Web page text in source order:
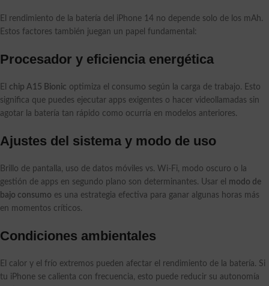
El rendimiento de la batería del iPhone 14 no depende solo de los mAh.
Estos factores también juegan un papel fundamental:
Procesador y eficiencia energética
El chip A15 Bionic optimiza el consumo según la carga de trabajo. Esto
significa que puedes ejecutar apps exigentes o hacer videollamadas sin
agotar la batería tan rápido como ocurría en modelos anteriores.
Ajustes del sistema y modo de uso
Brillo de pantalla, uso de datos móviles vs. Wi-Fi, modo oscuro o la
gestión de apps en segundo plano son determinantes. Usar el modo de
bajo consumo es una estrategia efectiva para ganar algunas horas más
en momentos críticos.
Condiciones ambientales
El calor y el frío extremos pueden afectar el rendimiento de la batería. Si
tu iPhone se calienta con frecuencia, esto puede reducir su autonomía